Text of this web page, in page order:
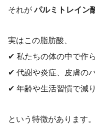
それがパルミトレイン
実はこの脂肪酸、
✔ 私たちの体の中で作
✔ 代謝や炎症、皮膚の
✔ 年齢や生活習慣で減
という特徴があります。